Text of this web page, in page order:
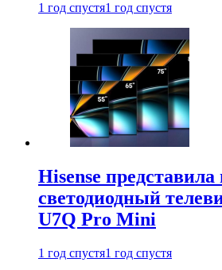
1 год спустя1 год спустя
Hisense
светодиодный
U7Q Pro Mini
1 год спустя1 год спустя